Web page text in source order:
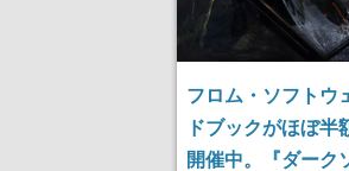
フロム・ソフトウ
ドブックがほぼ
開催中。『ダーク